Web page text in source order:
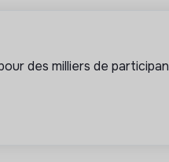
des milliers de